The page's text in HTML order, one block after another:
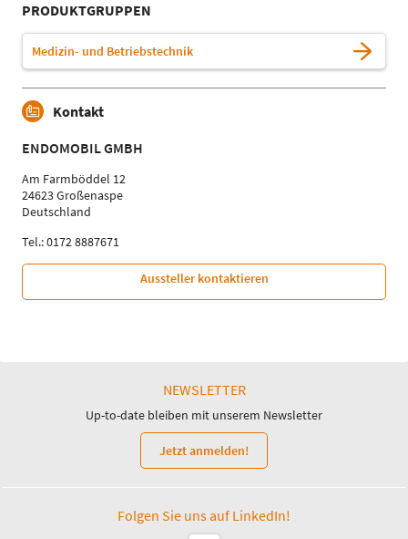
PRODUKTGRUPPEN
Medizin- und Betriebstechnik
Kontakt
ENDOMOBIL GMBH
Am Farmböddel 12
24623 Großenaspe
Deutschland
Tel.: 0172 8887671
Aussteller kontaktieren
NEWSLETTER
Up-to-date bleiben mit unserem Newsletter
Jetzt anmelden!
Folgen Sie uns auf LinkedIn!